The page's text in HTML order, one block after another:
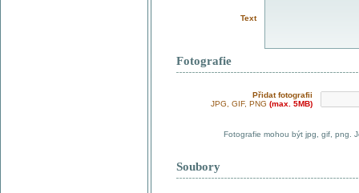
Text
Fotografie
Přidat fotografii
JPG, GIF, PNG (max. 5MB)
Fotografie mohou být jpg, gif, png.
Soubory